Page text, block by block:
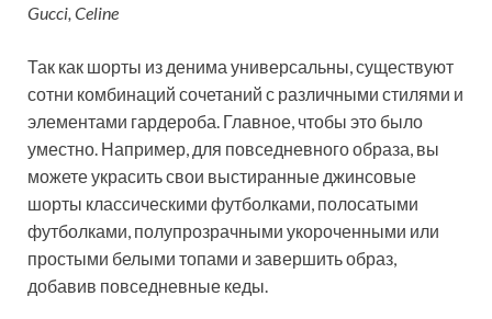
Gucci, Celine
Так как шорты из денима универсальны, существуют
сотни комбинаций сочетаний с различными стилями и
элементами гардероба. Главное, чтобы это было
уместно. Например, для повседневного образа, вы
можете украсить свои выстиранные джинсовые
шорты классическими футболками, полосатыми
футболками, полупрозрачными укороченными или
простыми белыми топами и завершить образ,
добавив повседневные кеды.